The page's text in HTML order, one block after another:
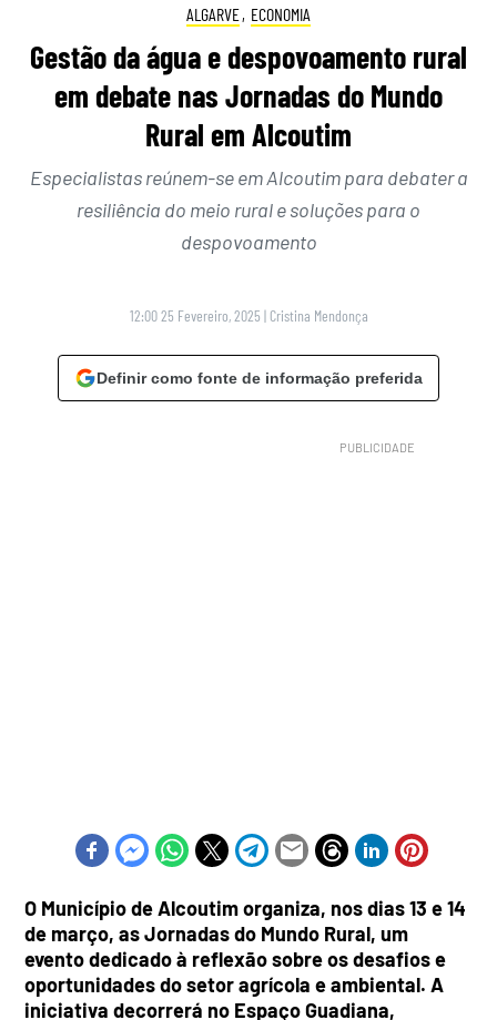
ALGARVE, ECONOMIA
Gestão da água e despovoamento rural
em debate nas Jornadas do Mundo
Rural em Alcoutim
Especialistas reúnem-se em Alcoutim para debater a
resiliência do meio rural e soluções para o
despovoamento
12:00 25 Fevereiro, 2025 | Cristina Mendonça
Definir como fonte de informação preferida
O Município de Alcoutim organiza, nos dias 13 e 14
de março, as Jornadas do Mundo Rural, um
evento dedicado à reflexão sobre os desafios e
oportunidades do setor agrícola e ambiental. A
iniciativa decorrerá no Espaço Guadiana,